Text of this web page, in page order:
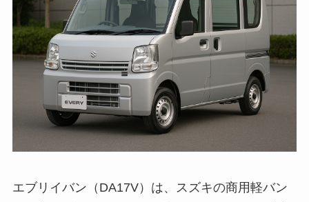
エブリイバン（DA17V）は、スズキの商用軽バン